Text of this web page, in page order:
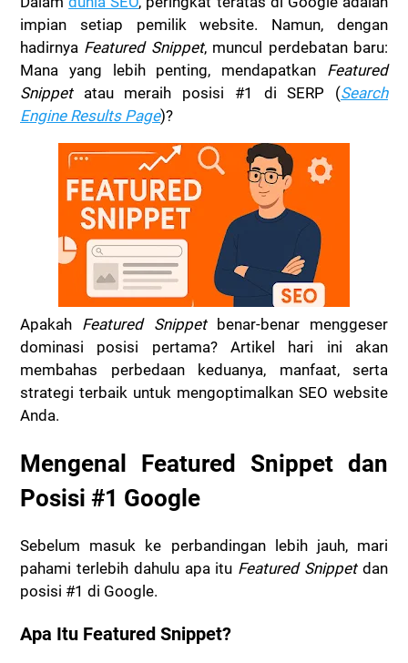
impian setiap pemilik website. Namun, dengan
hadirnya Featured Snippet, muncul perdebatan baru:
Mana yang lebih penting, mendapatkan Featured
Snippetatau meraih posisi #1 di SERP (Search
Engine Results Page)?
Apakah Featured Snippetbenar-benar menggeser
dominasi posisi pertama? Artikel hari ini akan
membahas perbedaan keduanya, manfaat, serta
strategi terbaik untuk mengoptimalkan SEO website
Anda.
Mengenal Featured Snippet dan
Posisi #1 Google
Sebelum masuk ke perbandingan lebih jauh, mari
pahami terlebih dahulu apa itu Featured Snippetdan
posisi #1 di Google.
Apa Itu Featured Snippet?